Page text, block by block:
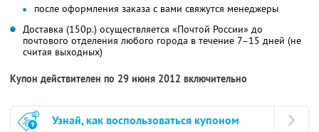
после оформления заказа с вами свяжутся менеджеры
Доставка (150р.) осуществляется «Почтой России» до
почтового отделения любого города в течение 7–15 дней (не
считая выходных)
Купон действителен по 29 июня 2012 включительно
Узнай, как воспользоваться купоном